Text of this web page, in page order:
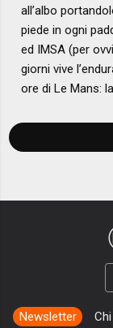
all’albo
piede in ogni
ed IMSA (per
giorni vive
ore di Le Mans:
Newsletter